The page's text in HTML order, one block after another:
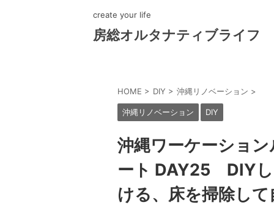
create your life
房総オルタナティブライフ
HOME > DIY > 沖縄リノベーション >
沖縄リノベーション DIY
沖縄ワーケーショ
ート DAY25 DIYし
ける、床を掃除し